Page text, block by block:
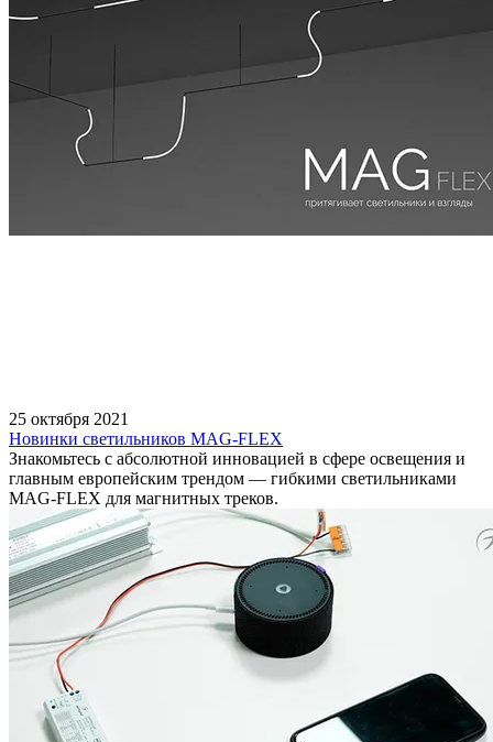
25 октября 2021
Новинки светильников MAG-FLEX
Знакомьтесь с абсолютной инновацией в сфере освещения и
главным европейским трендом — гибкими светильниками
MAG-FLEX для магнитных треков.